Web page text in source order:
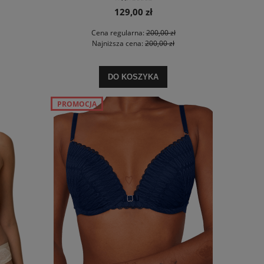
Biustonosz Triumph Cotton Beauty N
129,00 zł
Cena regularna:200,00 zł
Najniższa cena: 200,00 zł
DO KOSZYKA
PROMOCJA